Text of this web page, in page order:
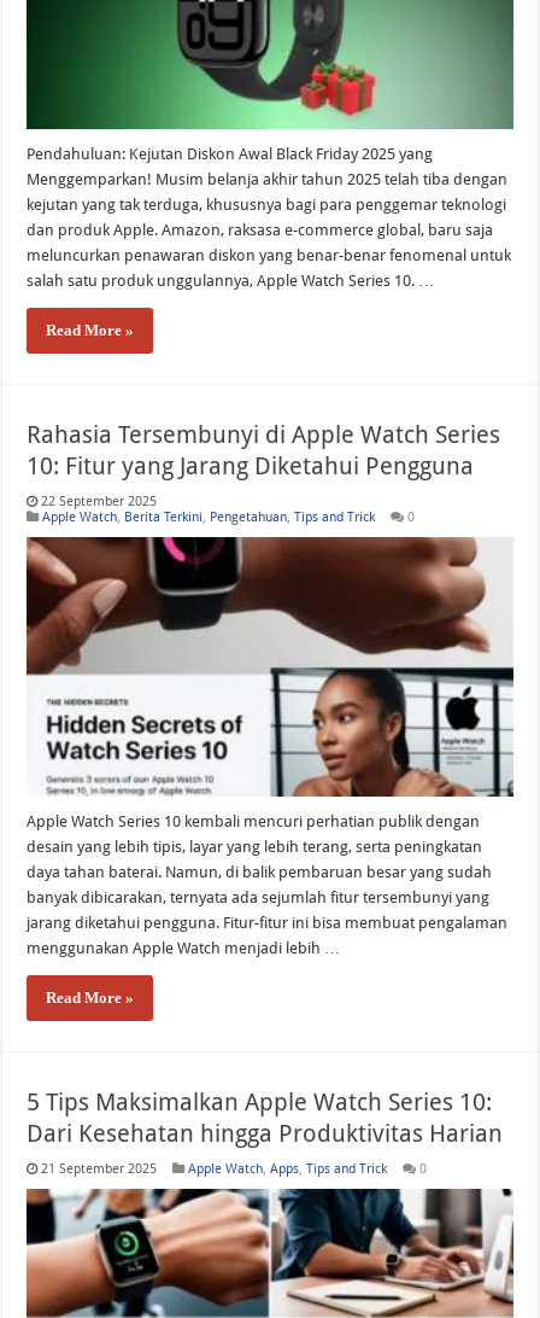
Akankah Apple Meluncurkan Perangkat Baru di WWDC 2026? Ini Prediksi
Pendahuluan: Kejutan Diskon Awal Black Friday 2025 yang
Menggemparkan! Musim belanja akhir tahun 2025 telah tiba dengan
kejutan yang tak terduga, khususnya bagi para penggemar teknologi
dan produk Apple. Amazon, raksasa e-commerce global, baru saja
meluncurkan penawaran diskon yang benar-benar fenomenal untuk
salah satu produk unggulannya, Apple Watch Series 10. …
Read More »
Rahasia Tersembunyi di Apple Watch Series
10: Fitur yang Jarang Diketahui Pengguna
22 September 2025
Apple Watch, Berita Terkini, Pengetahuan,Tips and Trick 0
Apple Watch Series 10 kembali mencuri perhatian publik dengan
desain yang lebih tipis, layar yang lebih terang, serta peningkatan
daya tahan baterai. Namun, di balik pembaruan besar yang sudah
banyak dibicarakan, ternyata ada sejumlah fitur tersembunyi yang
jarang diketahui pengguna. Fitur-fitur ini bisa membuat pengalaman
menggunakan Apple Watch menjadi lebih …
Read More »
5 Tips Maksimalkan Apple Watch Series 10:
Dari Kesehatan hingga Produktivitas Harian
21 September 2025 Apple Watch,Apps,Tips and Trick 0